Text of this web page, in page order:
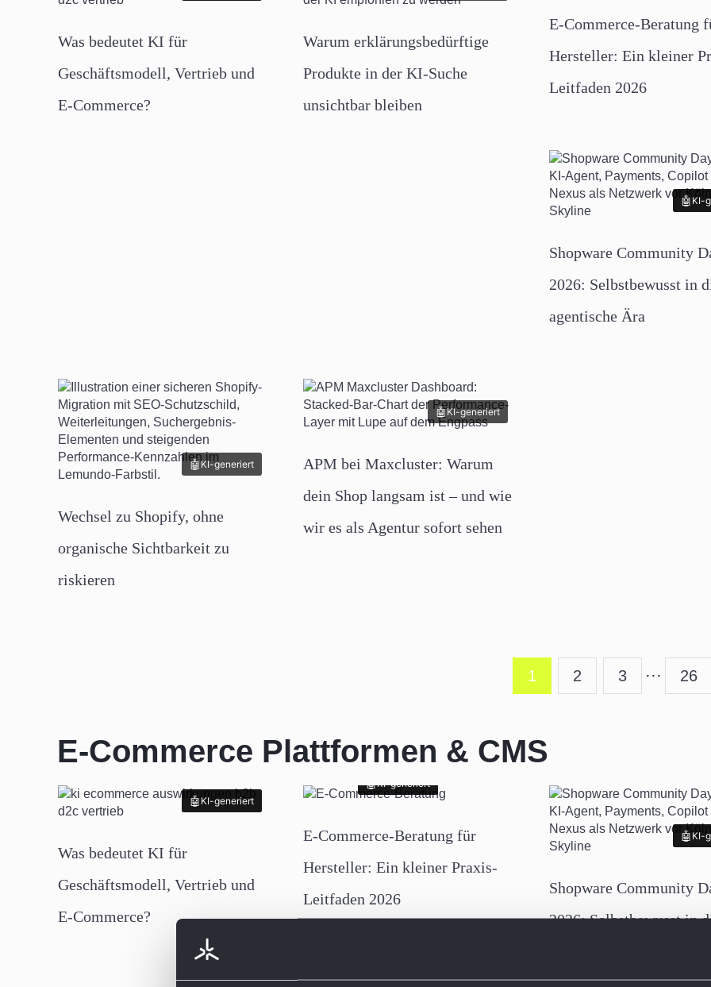
Was bedeutet KI für
Geschäftsmodell, Vertrieb und
E-Commerce?
Warum erklärungsbedürftige
Produkte in der KI-Suche
unsichtbar bleiben
E-Commerce-Beratung
Hersteller: Ein kleiner
Leitfaden 2026
KI-
KI-
Shopware Community
2026: Selbstbewusst in
agentische Ära
KI-generiert
Wechsel zu Shopify, ohne
organische Sichtbarkeit zu
riskieren
KI-generiert
APM bei Maxcluster: Warum
dein Shop langsam ist – und wie
wir es als Agentur sofort sehen
1 2 3 ··· 26
E-Commerce Plattformen & CMS
KI-generiert
KI-generiert
Was bedeutet KI für
Geschäftsmodell, Vertrieb und
E-Commerce?
KI-generiert
KI-generiert
E-Commerce-Beratung für
Hersteller: Ein kleiner Praxis-
Leitfaden 2026
KI-
KI-
Shopware Community
2026: Selbstbewusst in